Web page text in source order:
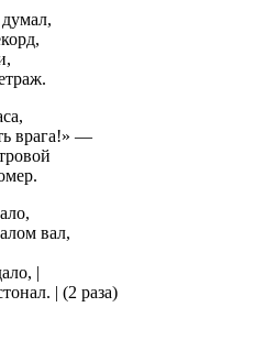
врага!» —
вал,
|
| (2 раза)